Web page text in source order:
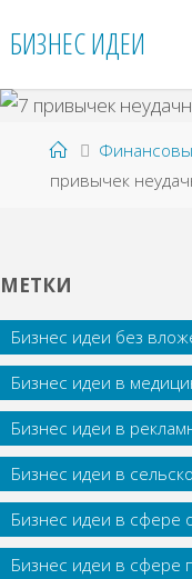
БИЗНЕС ИДЕИ
Главная
привычек
МЕТКИ
Бизнес идеи без
Бизнес идеи в
Бизнес идеи в
Бизнес идеи в
Бизнес идеи в сфере
Бизнес идеи в сфере